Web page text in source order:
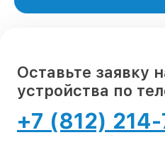
Оставьте заявку
устройства по
+7 (812)